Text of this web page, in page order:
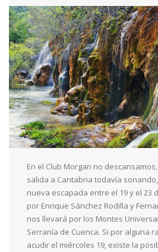
En el Club Morgan no
salida a Cantabria todavía
nueva escapada entre el 19 y el 23
por Enrique Sánchez Rodilla y
nos llevará por los Montes
Serranía de Cuenca. Si por alguna
acudir el miércoles 19, existe la